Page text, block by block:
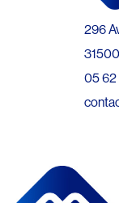
296
05 62